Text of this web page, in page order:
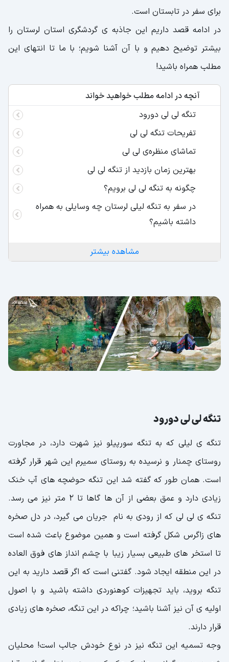
برای سفر در تابستان است.
در ادامه قصد داریم این جاذبه ی گردشگری استان لرستان را
بیشتر توضیح دهیم و با آن آشنا شویم؛ با ما تا انتهای این
مطلب همراه باشید!
آنچه در ادامه مطلب خواهید خواند
تنگه لی لی دورود
تفریحات تنگه لی لی
تماشای منظره‌ی لی لی
بهترین زمان بازدید از تنگه لی لی
چگونه به تنگه لی لی برویم؟
در سفر به تنگه لیلی لرستان چه وسایلی به همراه
داشته باشیم؟
مشاهده بیشتر
تنگه لی لی دورود
تنگه ی لیلی که به تنگه سورپیلو نیز شهرت دارد، در مجاورت
روستای چمنار و نرسیده به روستای سمیرم این شهر قرار گرفته
است. همان طور که گفته شد این تنگه حوضچه های آب خنک
زیادی دارد و عمق بعضی از آن ها گاها تا 2 متر نیز می رسد.
تنگه ی لی لی که از رودی به نام جریان می گیرد، در دل صخره
‌های زاگرس شکل گرفته است و همین موضوع باعث شده است
تا استخر های طبیعی بسیار زیبا با چشم انداز های فوق العاده
در این منطقه ایجاد شود. گفتنی است که اگر قصد دارید به این
تنگه بروید، باید تجهیزات کوهنوردی داشته باشید و با اصول
اولیه ی آن نیز آشنا باشید؛ چراکه در این تنگه، صخره های زیادی
قرار دارند.
وجه تسمیه این تنگه نیز در نوع خودش جالب است! محلیان